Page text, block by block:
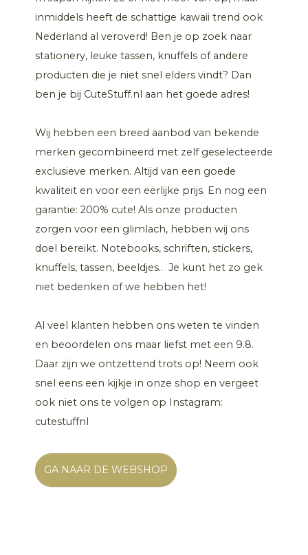
inmiddels heeft de schattige kawaii trend ook
Nederland al veroverd! Ben je op zoek naar
stationery, leuke tassen, knuffels of andere
producten die je niet snel elders vindt? Dan
ben je bij CuteStuff.nl aan het goede adres!
Wij hebben een breed aanbod van bekende
merken gecombineerd met zelf geselecteerde
exclusieve merken. Altijd van een goede
kwaliteit en voor een eerlijke prijs. En nog een
garantie: 200% cute! Als onze producten
zorgen voor een glimlach, hebben wij ons
doel bereikt. Notebooks, schriften, stickers,
knuffels, tassen, beeldjes.. Je kunt het zo gek
niet bedenken of we hebben het!
Al veel klanten hebben ons weten te vinden
en beoordelen ons maar liefst met een 9.8.
Daar zijn we ontzettend trots op! Neem ook
snel eens een kijkje in onze shop en vergeet
ook niet ons te volgen op Instagram:
cutestuffnl
GA NAAR DE WEBSHOP